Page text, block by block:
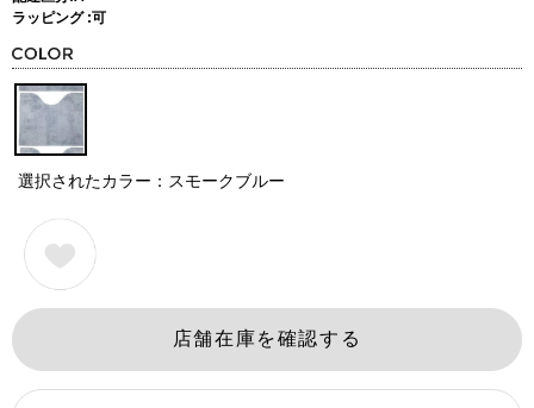
ラッピング :可
選択されたカラー：スモークブルー